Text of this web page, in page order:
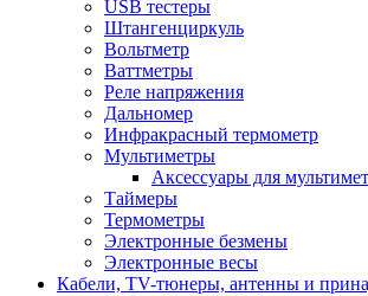
USB тестеры
Штангенциркуль
Вольтметр
Ваттметры
Реле напряжения
Дальномер
Инфракрасный термометр
Мультиметры
Аксессуары для
Таймеры
Термометры
Электронные безмены
Электронные весы
Кабели, TV-тюнеры, антенны и